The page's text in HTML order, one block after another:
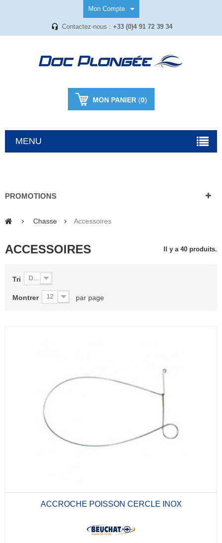
Mon Compte
Contactez-nous : +33 (0)4 91 72 39 34
MON PANIER(0)
MENU
PROMOTIONS
Chasse Accessoires
ACCESSOIRES Il y a 40 produits.
Tri De A à Z
Montrer 12 par page
ACCROCHE POISSON CERCLE INOX